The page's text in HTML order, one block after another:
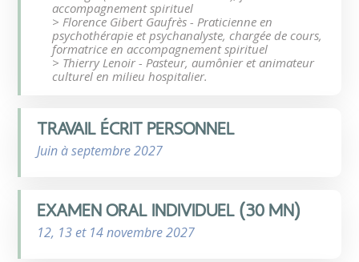
accompagnement spirituel
> Florence Gibert Gaufrès - Praticienne en
psychothérapie et psychanalyste, chargée de cours,
formatrice en accompagnement spirituel
> Thierry Lenoir - Pasteur, aumônier et animateur
culturel en milieu hospitalier.
TRAVAIL ÉCRIT PERSONNEL
Juin à septembre 2027
EXAMEN ORAL INDIVIDUEL (30 MN)
12, 13 et 14 novembre 2027